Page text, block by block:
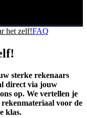
het zelf!FAQ
sterke rekenaars
direct via jouw
op. We vertellen je
voor de
klas.